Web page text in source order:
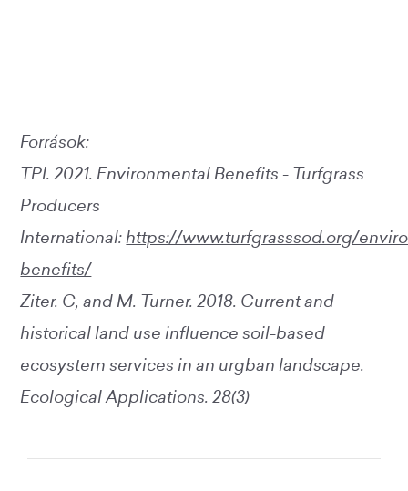
Források:
TPI. 2021. Environmental Benefits - Turfgrass
Producers
International:https://www.turfgrasssod.org/
benefits/
Ziter. C, and M. Turner. 2018. Current and
historical land use influence soil-based
ecosystem services in an urgban landscape.
Ecological Applications. 28(3)